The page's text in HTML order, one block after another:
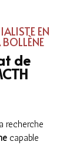
EN
de
recherche
capable